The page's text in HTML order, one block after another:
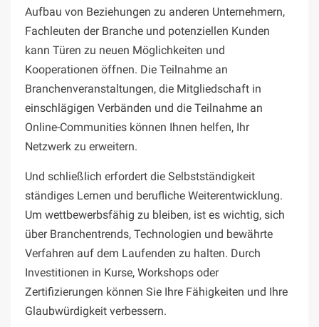
Aufbau von Beziehungen zu anderen Unternehmern,
Fachleuten der Branche und potenziellen Kunden
kann Türen zu neuen Möglichkeiten und
Kooperationen öffnen. Die Teilnahme an
Branchenveranstaltungen, die Mitgliedschaft in
einschlägigen Verbänden und die Teilnahme an
Online-Communities können Ihnen helfen, Ihr
Netzwerk zu erweitern.
Und schließlich erfordert die Selbstständigkeit
ständiges Lernen und berufliche Weiterentwicklung.
Um wettbewerbsfähig zu bleiben, ist es wichtig, sich
über Branchentrends, Technologien und bewährte
Verfahren auf dem Laufenden zu halten. Durch
Investitionen in Kurse, Workshops oder
Zertifizierungen können Sie Ihre Fähigkeiten und Ihre
Glaubwürdigkeit verbessern.